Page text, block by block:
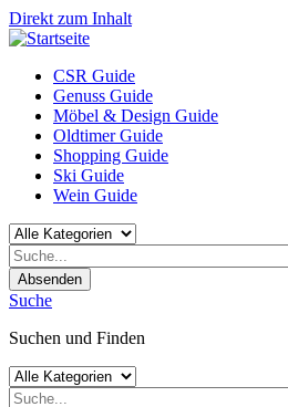
Direkt zum Inhalt
CSR Guide
Genuss Guide
Möbel & Design Guide
Oldtimer Guide
Shopping Guide
Ski Guide
Wein Guide
Absenden
Suche
Suchen und Finden